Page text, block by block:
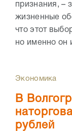
признания, –
жизненные
что этот
но именно он
Экономика
В
рублей